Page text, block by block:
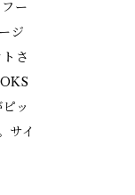
ー
ジ
さ
ッ
サイ